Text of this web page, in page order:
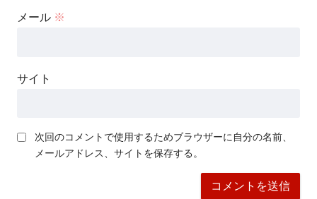
メール ※
サイト
次回のコメントで使用するためブラウザーに自分の名前、
メールアドレス、サイトを保存する。